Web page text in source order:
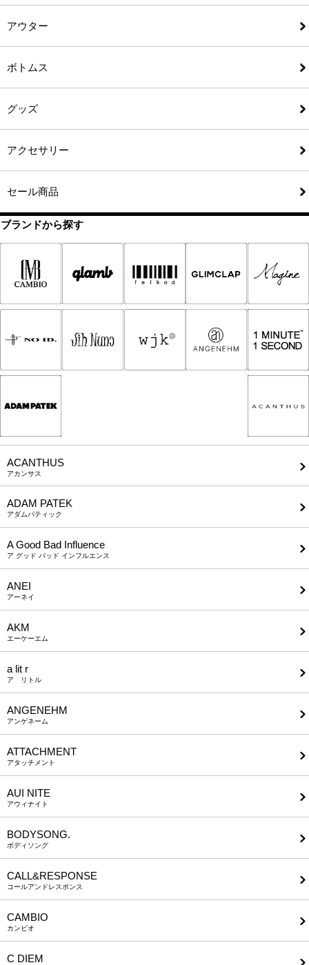
アウター
ボトムス
グッズ
アクセサリー
セール商品
ブランドから探す
ACANTHUS
アカンサス
ADAM PATEK
アダムパティック
A Good Bad Influence
ア グッド バッド インフルエンス
ANEI
アーネイ
AKM
エーケーエム
a lit r
ア リトル
ANGENEHM
アンゲネーム
ATTACHMENT
アタッチメント
AUI NITE
アウィナイト
BODYSONG.
ボディソング
CALL&RESPONSE
コールアンドレスポンス
CAMBIO
カンビオ
C DIEM